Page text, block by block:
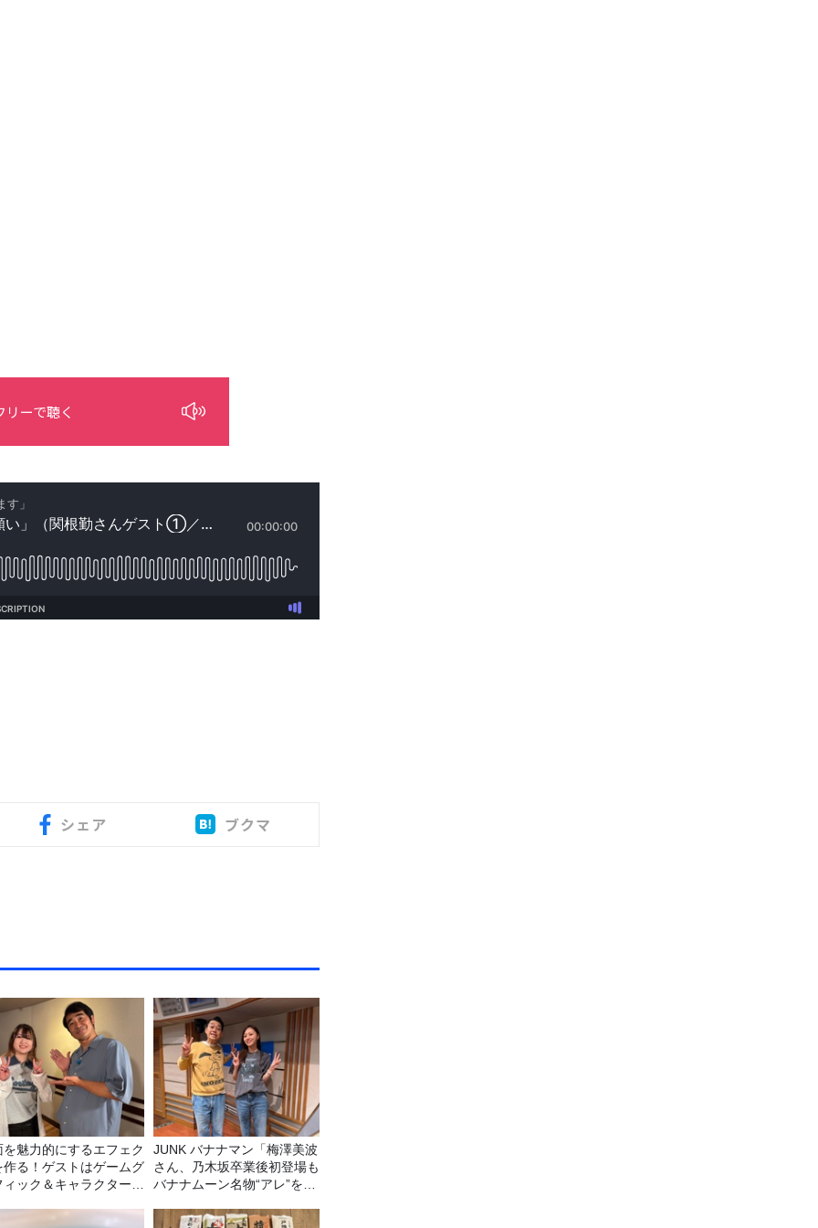
リーで聴く
シェア ブクマ
を魅力的にするエフェク
作る！ゲストはゲームグ
ィック＆キャラクター専
JUNK バナナマン「梅澤美波
さん、乃木坂卒業後初登場も
バナナムーン名物“アレ”を喰